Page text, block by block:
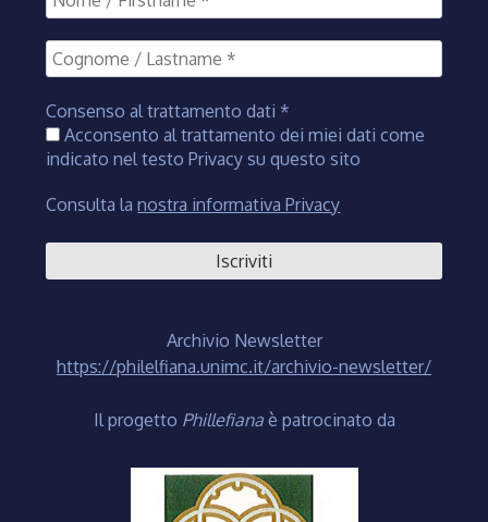
Consenso al trattamento dati *
Acconsento al trattamento dei miei dati come
indicato nel testo Privacy su questo sito
Consulta lanostra informativa Privacy
Archivio Newsletter
https://philelfiana.unimc.it/archivio-newsletter/
Il progetto Phillefiana è patrocinato da